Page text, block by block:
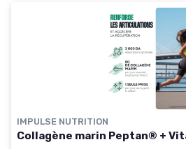
IMPULSE NUTRITION
Collagène marin Peptan® +